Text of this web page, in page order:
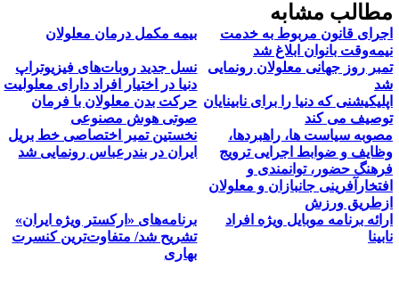
مشابه
قانون مربوط به خدمت
بانوان ابلاغ شد
بیمه مکمل درمان معلولان
روز جهانی معلولان رونمایی
نسل جدید روبات‌های فیزیوتراپ
دنیا در اختیار افراد دارای معلولیت
که دنیا را برای نابینایان
می کند
حرکت بدن معلولان با فرمان
صوتی هوش مصنوعی
سیاست ها، راهبردها،
و ضوابط اجرایی ترویج
حضور، توانمندی و
جانبازان و معلولان
ورزش
نخستین تمبر اختصاصی خط بریل
ایران در بندرعباس رونمایی شد
برنامه موبایل ویژه افراد
برنامه‌های «ارکستر ویژه ایران»
تشریح شد/ متفاوت‌ترین کنسرت
بهاری